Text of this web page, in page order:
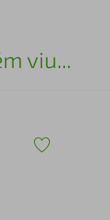
viu...